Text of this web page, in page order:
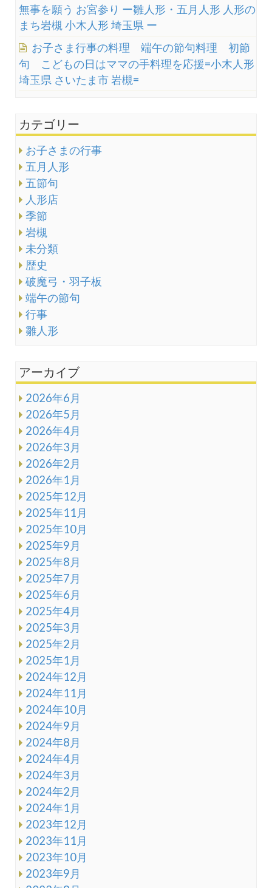
無事を願う お宮参り ー雛人形・五月人形 人形の
まち岩槻 小木人形 埼玉県 ー
お子さま行事の料理 端午の節句料理 初節
句 こどもの日はママの手料理を応援=小木人形
埼玉県 さいたま市 岩槻=
カテゴリー
お子さまの行事
五月人形
五節句
人形店
季節
岩槻
未分類
歴史
破魔弓・羽子板
端午の節句
行事
雛人形
アーカイブ
2026年6月
2026年5月
2026年4月
2026年3月
2026年2月
2026年1月
2025年12月
2025年11月
2025年10月
2025年9月
2025年8月
2025年7月
2025年6月
2025年4月
2025年3月
2025年2月
2025年1月
2024年12月
2024年11月
2024年10月
2024年9月
2024年8月
2024年4月
2024年3月
2024年2月
2024年1月
2023年12月
2023年11月
2023年10月
2023年9月